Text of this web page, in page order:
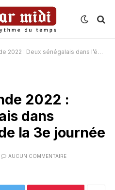
sénégalais dans l’équipe type de la 3e journée
2022 :
dans
la 3e journée
AUCUN COMMENTAIRE